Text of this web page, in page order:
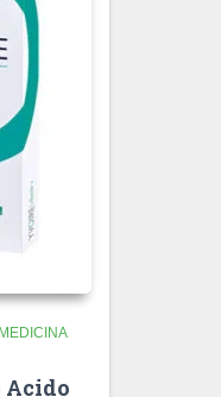
MEDICINA
Acido